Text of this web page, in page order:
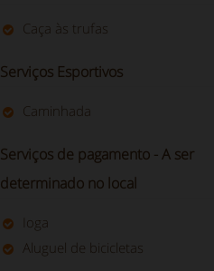
Caça às trufas
Serviços Esportivos
Caminhada
Serviços de pagamento - A ser
determinado no local
Ioga
Aluguel de bicicletas